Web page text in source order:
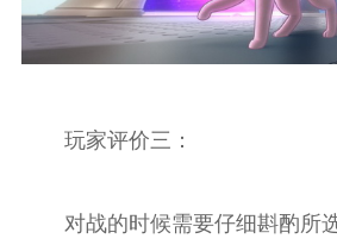
玩家评价三：
对战的时候需要仔细斟酌所